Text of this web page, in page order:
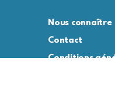
Nous connaître
Contact
Conditions